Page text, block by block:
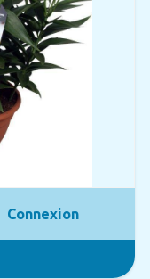
Connexion